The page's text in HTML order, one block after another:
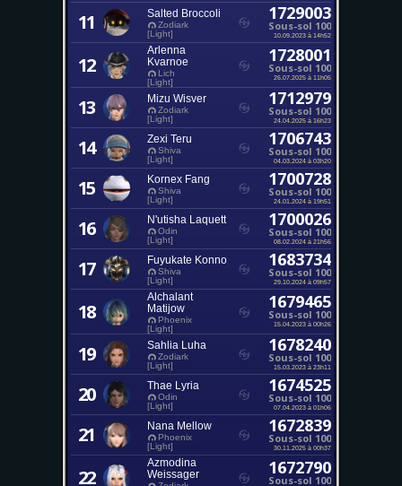
11 Salted Broccoli
Zodiark
[Light]
1729003
Sous-sol 100
10.09.2023 à 14h52
12
Arlenna
Kvarnoe
Lich
[Light]
1728001
Sous-sol 100
26.07.2025 à 11h05
13 Mizu Wisver
Zodiark
[Light]
1712979
Sous-sol 100
24.04.2025 à 16h23
14 Zexi Teru
Shiva
[Light]
1706743
Sous-sol 100
04.03.2024 à 03h20
15 Kornex Fang
Shiva
[Light]
1700728
Sous-sol 100
24.01.2024 à 19h51
16 N'utisha Laquett
Odin
[Light]
1700026
Sous-sol 100
08.02.2024 à 21h56
17 Fuyukate Konno
Shiva
[Light]
1683734
Sous-sol 100
29.10.2024 à 09h57
18
Alchalant
Matijow
Phoenix
[Light]
1679465
Sous-sol 100
15.04.2023 à 00h26
19 Sahlia Luha
Zodiark
[Light]
1678240
Sous-sol 100
15.03.2023 à 23h11
20 Thae Lyria
Odin
[Light]
1674525
Sous-sol 100
07.04.2023 à 01h06
21 Nana Mellow
Phoenix
[Light]
1672839
Sous-sol 100
30.11.2025 à 00h37
22
Azmodina
Weissager
1672790
Sous-sol 100